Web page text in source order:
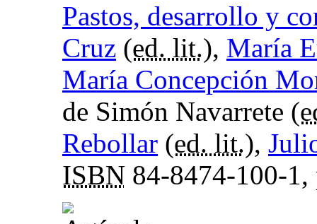
Pastos, desarrollo y
Cruz (ed. lit.), María
María Concepción
de Simón Navarrete (
Rebollar (ed. lit.),
ISBN 84-8474-100-1,